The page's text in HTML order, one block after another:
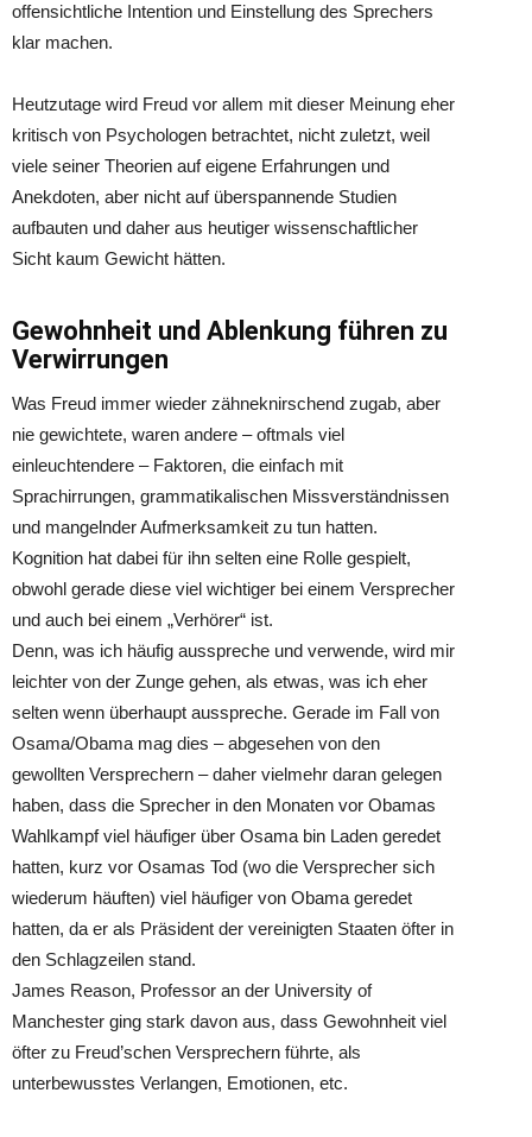
offensichtliche Intention und Einstellung des Sprechers
klar machen.
Heutzutage wird Freud vor allem mit dieser Meinung eher
kritisch von Psychologen betrachtet, nicht zuletzt, weil
viele seiner Theorien auf eigene Erfahrungen und
Anekdoten, aber nicht auf überspannende Studien
aufbauten und daher aus heutiger wissenschaftlicher
Sicht kaum Gewicht hätten.
Gewohnheit und Ablenkung führen zu
Verwirrungen
Was Freud immer wieder zähneknirschend zugab, aber
nie gewichtete, waren andere – oftmals viel
einleuchtendere – Faktoren, die einfach mit
Sprachirrungen, grammatikalischen Missverständnissen
und mangelnder Aufmerksamkeit zu tun hatten.
Kognition hat dabei für ihn selten eine Rolle gespielt,
obwohl gerade diese viel wichtiger bei einem Versprecher
und auch bei einem „Verhörer“ ist.
Denn, was ich häufig ausspreche und verwende, wird mir
leichter von der Zunge gehen, als etwas, was ich eher
selten wenn überhaupt ausspreche. Gerade im Fall von
Osama/Obama mag dies – abgesehen von den
gewollten Versprechern – daher vielmehr daran gelegen
haben, dass die Sprecher in den Monaten vor Obamas
Wahlkampf viel häufiger über Osama bin Laden geredet
hatten, kurz vor Osamas Tod (wo die Versprecher sich
wiederum häuften) viel häufiger von Obama geredet
hatten, da er als Präsident der vereinigten Staaten öfter in
den Schlagzeilen stand.
James Reason, Professor an der University of
Manchester ging stark davon aus, dass Gewohnheit viel
öfter zu Freud’schen Versprechern führte, als
unterbewusstes Verlangen, Emotionen, etc.